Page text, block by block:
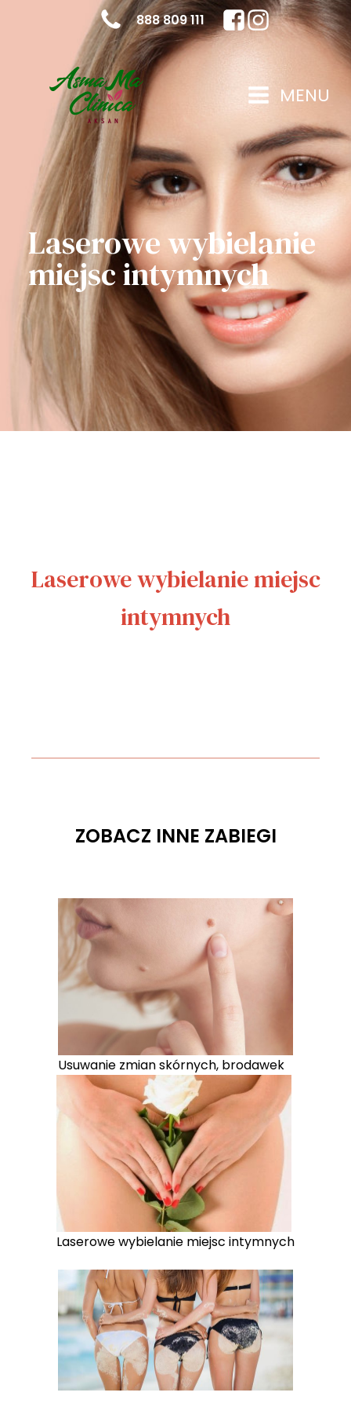
888 809 111
MENU
Laserowe wybielanie
miejsc intymnych
Laserowe wybielanie miejsc
intymnych
ZOBACZ INNE ZABIEGI
Usuwanie zmian skórnych, brodawek
Laserowe wybielanie miejsc intymnych